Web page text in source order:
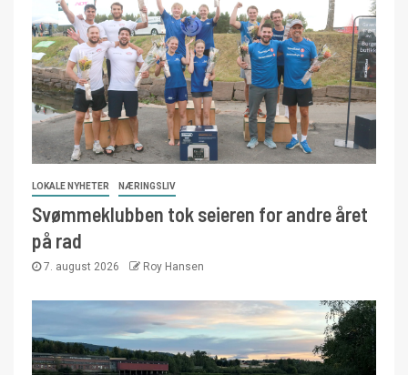
LOKALE NYHETER NÆRINGSLIV
Svømmeklubben tok seieren for andre året
på rad
7. august 2026 Roy Hansen